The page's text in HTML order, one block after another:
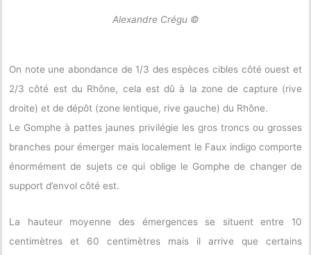
Alexandre Crégu ©
On note une abondance de 1/3 des espèces cibles côté ouest et
2/3 côté est du Rhône, cela est dû à la zone de capture (rive
droite) et de dépôt (zone lentique, rive gauche) du Rhône.
Le Gomphe à pattes jaunes privilégie les gros troncs ou grosses
branches pour émerger mais localement le Faux indigo comporte
énormément de sujets ce qui oblige le Gomphe de changer de
support d’envol côté est.
La hauteur moyenne des émergences se situent entre 10
centimètres et 60 centimètres mais il arrive que certains